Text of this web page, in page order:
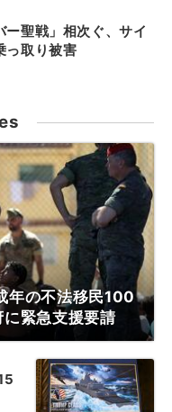
ー聖戦」相次ぐ、サイ
っ取り被害
年の不法移民100
緊急支援要請